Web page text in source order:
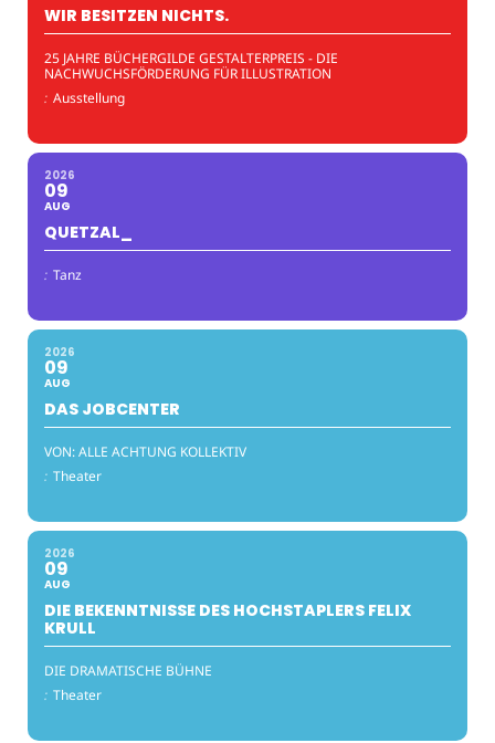
WIR BESITZEN NICHTS.
25 JAHRE BÜCHERGILDE GESTALTERPREIS - DIE
NACHWUCHSFÖRDERUNG FÜR ILLUSTRATION
: Ausstellung
2026
09
AUG
QUETZAL_
: Tanz
2026
09
AUG
DAS JOBCENTER
VON: ALLE ACHTUNG KOLLEKTIV
: Theater
2026
09
AUG
DIE BEKENNTNISSE DES HOCHSTAPLERS FELIX
KRULL
DIE DRAMATISCHE BÜHNE
: Theater